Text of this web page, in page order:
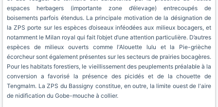
espaces herbagers (importante zone d’élevage) entrecoupés de
boisements parfois étendus. La principale motivation de la désignation de
la ZPS porte sur les espèces d’oiseaux inféodées aux milieux bocagers, et
notamment le Milan royal qui fait l’objet d’une attention particulière. D’autres
espèces de milieux ouverts comme l'Alouette lulu et la Pie-grièche
écorcheur sont également présentes sur les secteurs de prairies bocagères.
Pour les habitats forestiers, le vieillissement des peuplements préalable à la
conversion a favorisé la présence des picidés et de la chouette de
Tengmalm. La ZPS du Bassigny constitue, en outre, la limite ouest de l'aire
de nidification du Gobe-mouche à collier.